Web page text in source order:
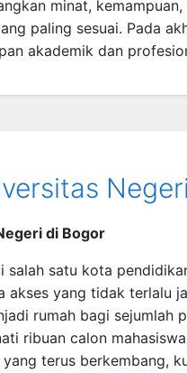
minat,
paling sesuai. Pada
akademik dan
di Bogor
salah satu kota
akses yang tidak terlalu
rumah bagi sejumlah
ribuan calon
terus berkembang,